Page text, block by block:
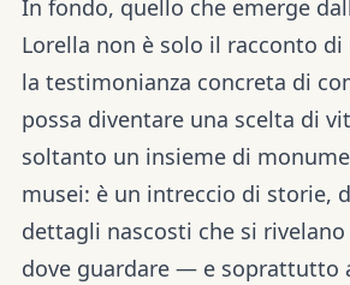
In fondo, quello che emerge
Lorella non è solo il racconto di
la testimonianza concreta di
possa diventare una scelta di
soltanto un insieme di
musei: è un intreccio di storie,
dettagli nascosti che si rivelano
dove guardare — e soprattutto